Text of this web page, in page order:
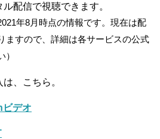
配信で視聴できます。
年8月時点の情報です。現在は配
ますので、詳細は各サービスの公式
）
、こちら。
デオ